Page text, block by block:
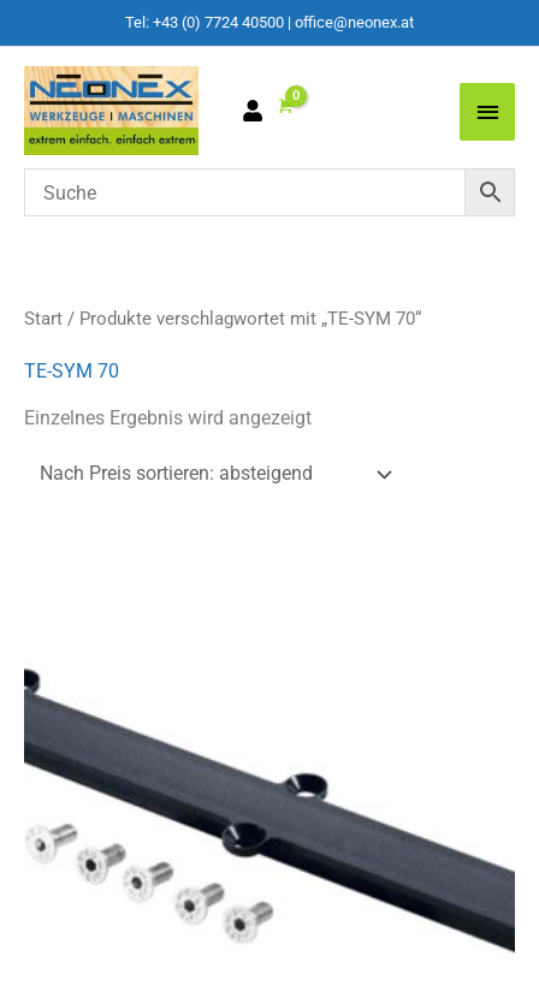
Tel: +43 (0) 7724 40500 | office@neonex.at
Main
Start / Produkte verschlagwortet mit „TE-SYM 70“
TE-SYM 70
Einzelnes Ergebnis wird angezeigt